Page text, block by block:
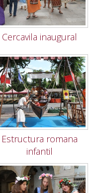
Cercavila inaugural
Estructura romana
infantil